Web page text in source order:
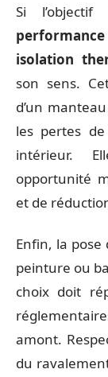
Si
isolation
son sens.
d’un
les pertes
intérieur.
opportunité
et de
Enfin, la pose
peinture ou
choix doit
amont.
du